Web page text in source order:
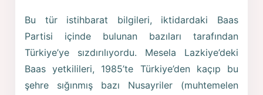
Bu tür istihbarat bilgileri, iktidardaki Baas
Partisi içinde bulunan bazıları tarafından
Türkiye’ye sızdırılıyordu. Mesela Lazkiye’deki
Baas yetkilileri, 1985’te Türkiye’den kaçıp bu
şehre sığınmış bazı Nusayriler (muhtemelen